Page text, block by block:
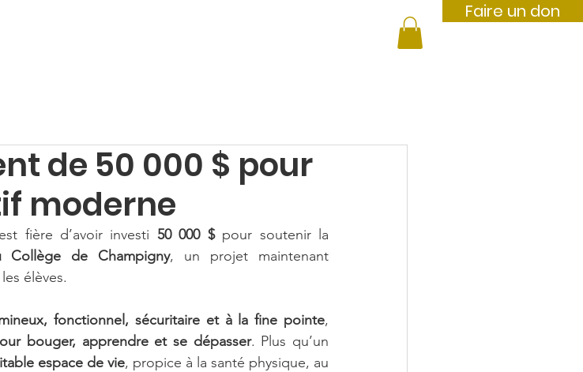
Faire un don
de 50 000 $ pour
moderne
fière d’avoir investi 50 000 $
Collège de Champigny
élèves.
fonctionnel, sécuritaire et à la fine pointe,
bouger, apprendre et se dépasser. Plus qu’un
espace de vie, propice à la santé physique, au